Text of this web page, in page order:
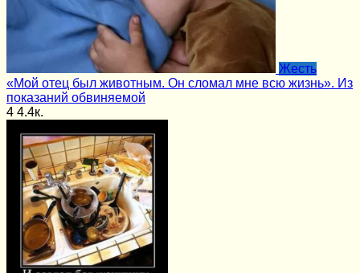
Жесть
«Мой отец был животным. Он сломал мне всю жизнь». Из
показаний обвиняемой
4 4.4к.